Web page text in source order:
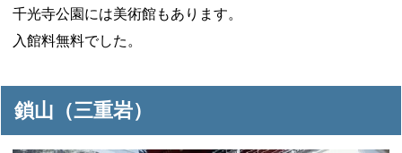
千光寺公園には美術館もあります。
入館料無料でした。
鎖山（三重岩）